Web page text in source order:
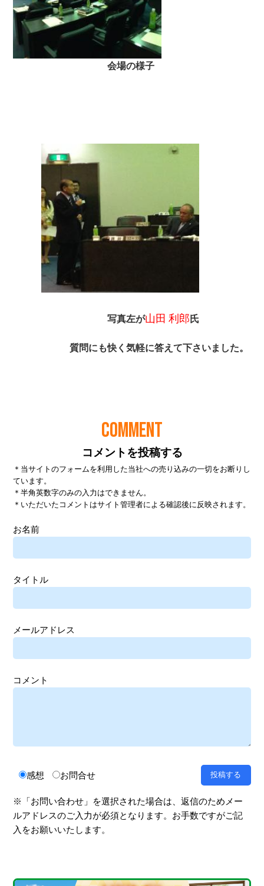
COMMENT
コメントを投稿する
＊当サイトのフォームを利用した当社への売り込みの一切をお断りし
ています。
＊半角英数字のみの入力はできません。
＊いただいたコメントはサイト管理者による確認後に反映されます。
お名前
タイトル
メールアドレス
コメント
感想 お問合せ
※「お問い合わせ」を選択された場合は、返信のためメー
ルアドレスのご入力が必須となります。お手数ですがご記
入をお願いいたします。